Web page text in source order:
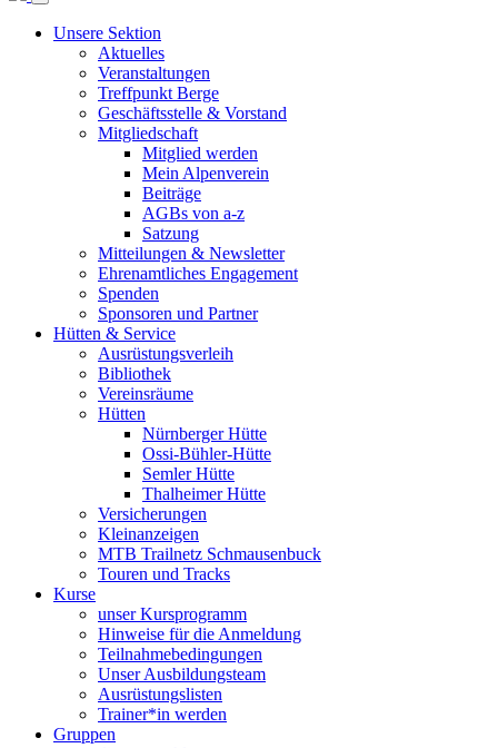
Unsere Sektion
Aktuelles
Veranstaltungen
Treffpunkt Berge
Geschäftsstelle & Vorstand
Mitgliedschaft
Mitglied werden
Mein Alpenverein
Beiträge
AGBs von a-z
Satzung
Mitteilungen & Newsletter
Ehrenamtliches Engagement
Spenden
Sponsoren und Partner
Hütten & Service
Ausrüstungsverleih
Bibliothek
Vereinsräume
Hütten
Nürnberger Hütte
Ossi-Bühler-Hütte
Semler Hütte
Thalheimer Hütte
Versicherungen
Kleinanzeigen
MTB Trailnetz Schmausenbuck
Touren und Tracks
Kurse
unser Kursprogramm
Hinweise für die Anmeldung
Teilnahmebedingungen
Unser Ausbildungsteam
Ausrüstungslisten
Trainer*in werden
Gruppen